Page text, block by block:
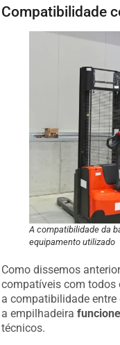
Compatibilidade
A compatibilidade da
equipamento utilizado
Como dissemos
compatíveis com todos
a compatibilidade
a empilhadeira
técnicos.